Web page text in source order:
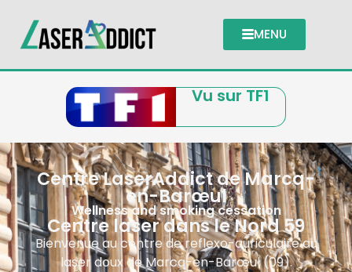
MENU
Vu sur TF1
Centre LaserAddict de Marcq-
en-Barœul
Wellness and smoking cessation
Centre laser dans le Nord 59
Bienvenue au centre de reflexo-auriculaire au
laser doux de Marcq-en-Barœul (09).